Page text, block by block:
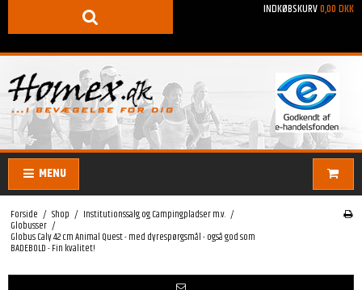
INDKØBSKURV0,00 DKK
MENU
Forside / Shop / Institutionssalg og Campingpladser m.v. /
Globusser /
Globus Caly 42 cm Animal Quest - med dyrespørgsmål - også god som
BADEBOLD - Fin kvalitet!